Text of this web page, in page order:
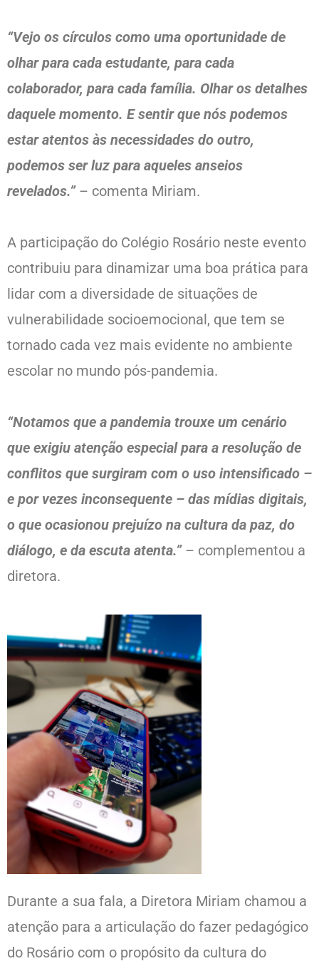
“Vejo os círculos como uma oportunidade de
olhar para cada estudante, para cada
colaborador, para cada família. Olhar os detalhes
daquele momento. E sentir que nós podemos
estar atentos às necessidades do outro,
podemos ser luz para aqueles anseios
revelados.” – comenta Miriam.
A participação do Colégio Rosário neste evento
contribuiu para dinamizar uma boa prática para
lidar com a diversidade de situações de
vulnerabilidade socioemocional, que tem se
tornado cada vez mais evidente no ambiente
escolar no mundo pós-pandemia.
“Notamos que a pandemia trouxe um cenário
que exigiu atenção especial para a resolução de
conflitos que surgiram com o uso intensificado –
e por vezes inconsequente – das mídias digitais,
o que ocasionou prejuízo na cultura da paz, do
diálogo, e da escuta atenta.” – complementou a
diretora.
Durante a sua fala, a Diretora Miriam chamou a
atenção para a articulação do fazer pedagógico
do Rosário com o propósito da cultura do